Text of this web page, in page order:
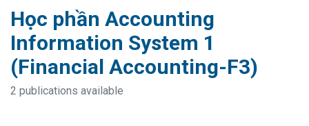
Học phần Accounting
Information System 1
(Financial Accounting-F3)
2 publications available